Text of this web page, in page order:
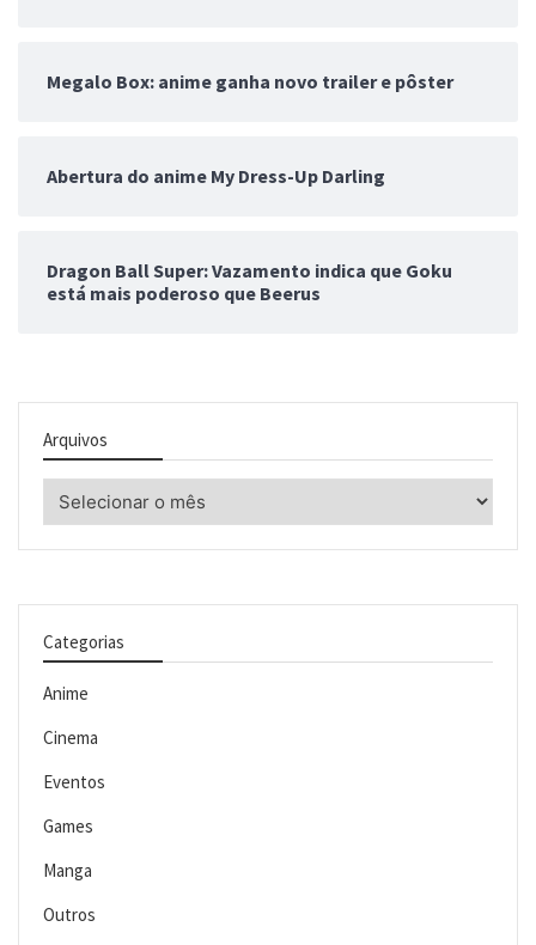
Megalo Box: anime ganha novo trailer e pôster
Abertura do anime My Dress-Up Darling
Dragon Ball Super: Vazamento indica que Goku
está mais poderoso que Beerus
Arquivos
Categorias
Anime
Cinema
Eventos
Games
Manga
Outros